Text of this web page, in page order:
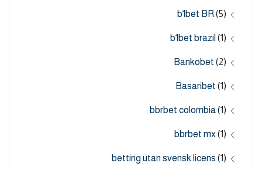
b1bet BR(5)
b1bet brazil (1)
Bankobet (2)
Basaribet (1)
bbrbet colombia(1)
bbrbet mx(1)
betting utan svensk licens (1)